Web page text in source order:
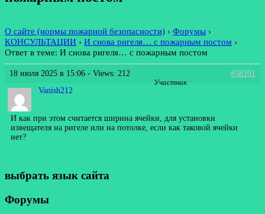
О сайте (нормы пожарной безопасности) › Форумы ›
КОНСУЛЬТАЦИИ › И снова ригеля… с пожарным постом ›
Ответ в теме: И снова ригеля… с пожарным постом
18 июля 2025 в 15:06 - Views: 212
#38101
Vanish212
Участник
И как при этом считается ширина ячейки, для установки
извещателя на ригеле или на потолке, если как таковой ячейки
нет?
выбрать язык сайта
Форумы